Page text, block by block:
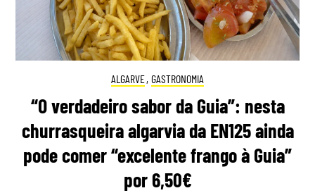
ALGARVE, GASTRONOMIA
“O verdadeiro sabor da Guia”: nesta
churrasqueira algarvia da EN125 ainda
pode comer “excelente frango à Guia”
por 6,50€